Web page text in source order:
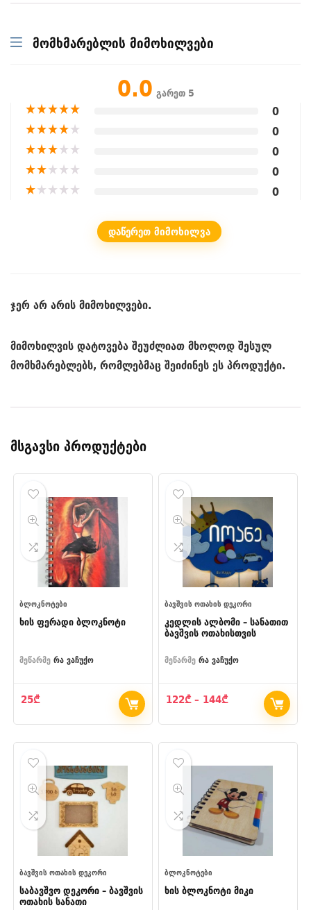
მომხმარებლის მიმოხილვები
0.0 გარეთ 5
★★★★★ 0
★★★★★ 0
★★★★★ 0
★★★★★ 0
★★★★★ 0
ᲓᲐᲬᲔᲠᲔᲗ ᲛᲘᲛᲝᲮᲘᲚᲕᲐ
ჯერ არ არის მიმოხილვები.
მიმოხილვის დატოვება შეუძლიათ მხოლოდ შესულ
მომხმარებლებს, რომლებმაც შეიძინეს ეს პროდუქტი.
მსგავსი პროდუქტები
ᲑᲚᲝᲙᲜᲝᲢᲔᲑᲘ
ხის ფერადი ბლოკნოტი
მეწარმე რა ვაჩუქო
25₾
ᲑᲐᲕᲨᲕᲘᲡ ᲝᲗᲐᲮᲘᲡ ᲓᲔᲙᲝᲠᲘ
კედლის ალბომი – სანათით
ბავშვის ოთახისთვის
მეწარმე რა ვაჩუქო
122₾ – 144₾Price
122₾
through
ᲑᲐᲕᲨᲕᲘᲡ ᲝᲗᲐᲮᲘᲡ ᲓᲔᲙᲝᲠᲘ
საბავშვო დეკორი – ბავშვის
ოთახის სანათი
ᲑᲚᲝᲙᲜᲝᲢᲔᲑᲘ
ხის ბლოკნოტი მიკი